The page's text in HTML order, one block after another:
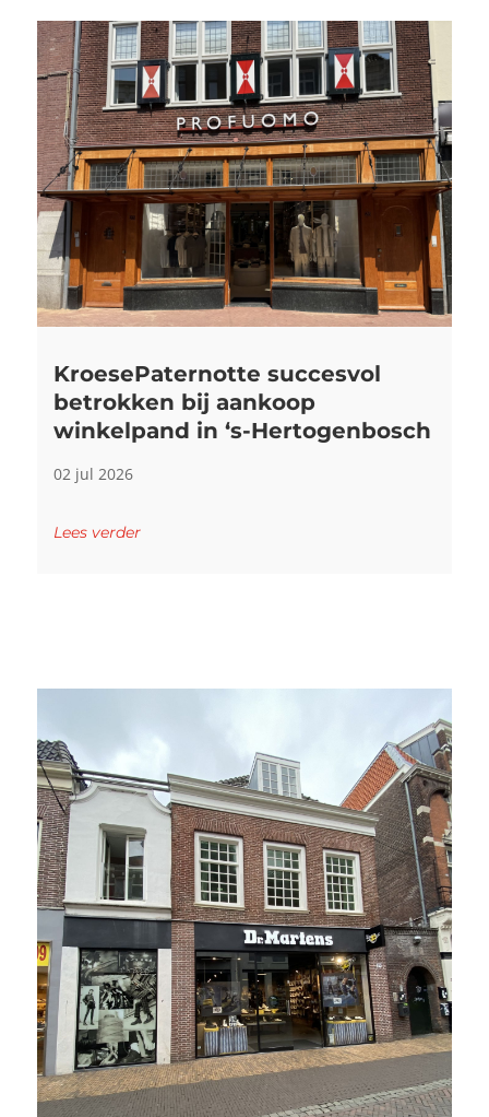
KroesePaternotte succesvol
betrokken bij aankoop
winkelpand in ‘s-Hertogenbosch
02 jul 2026
Lees verder